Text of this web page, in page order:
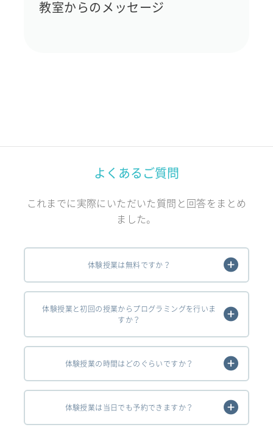
教室からのメッセージ
よくあるご質問
これまでに実際にいただいた質問と回答をまとめ
ました。
体験授業は無料ですか？
体験授業と初回の授業からプログラミングを行いま
すか？
体験授業の時間はどのぐらいですか？
体験授業は当日でも予約できますか？